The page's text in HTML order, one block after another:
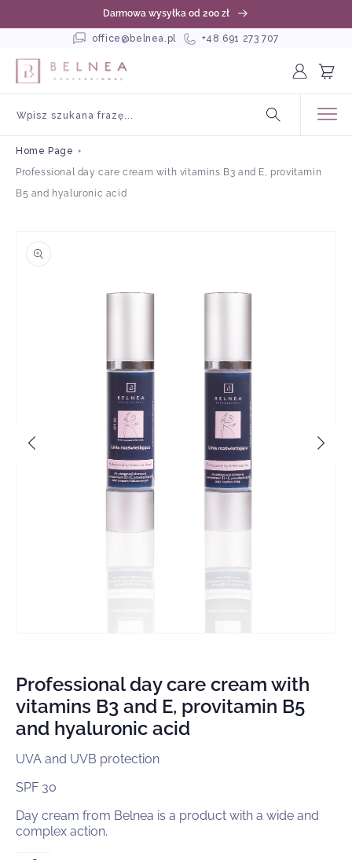
Darmowa wysyłka od 200 zł
office@belnea.pl +48 691 273 707
in
Cart
Wpisz szukana frazę...
Home Page
Professional day care cream with vitamins B3 and E, provitamin
B5 and hyaluronic acid
modal
Professional day care cream with
vitamins B3 and E, provitamin B5
and hyaluronic acid
UVA and UVB protection
SPF 30
Day cream from Belnea is a product with a wide and
complex action.